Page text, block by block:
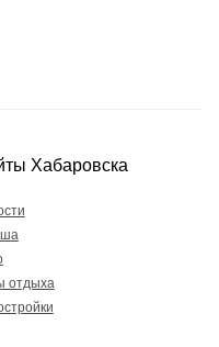
Хабаровска
отдыха